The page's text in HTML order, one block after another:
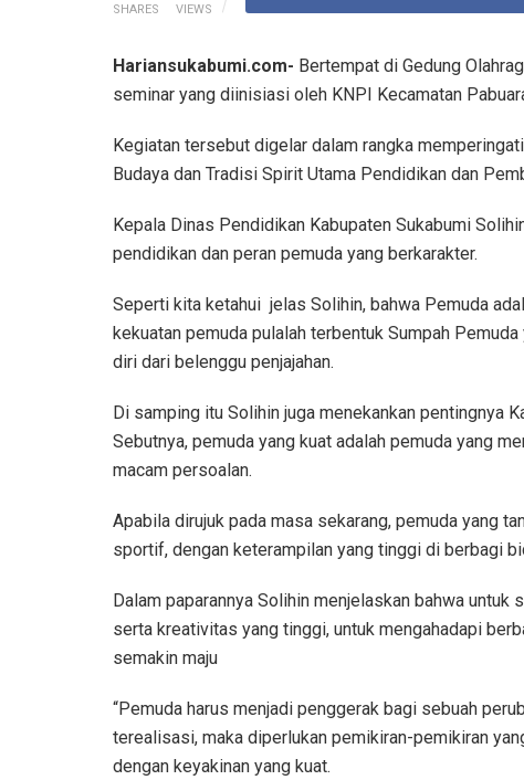
SHARES VIEWS
Hariansukabumi.com- Bertempat di Gedung
seminar yang diinisiasi oleh KNPI Kecamatan
Kegiatan tersebut digelar dalam rangka
Budaya dan Tradisi Spirit Utama Pendidikan dan
Kepala Dinas Pendidikan Kabupaten Sukabumi
pendidikan dan peran pemuda yang berkarakter.
Seperti kita ketahui jelas Solihin, bahwa Pemuda
kekuatan pemuda pulalah terbentuk Sumpah
diri dari belenggu penjajahan.
Di samping itu Solihin juga menekankan pentingnya
Sebutnya, pemuda yang kuat adalah pemuda yang
macam persoalan.
Apabila dirujuk pada masa sekarang, pemuda yang
sportif, dengan keterampilan yang tinggi di berbagi
Dalam paparannya Solihin menjelaskan bahwa
serta kreativitas yang tinggi, untuk mengahadapi
semakin maju
“Pemuda harus menjadi penggerak bagi sebuah
terealisasi, maka diperlukan pemikiran-pemikiran
dengan keyakinan yang kuat.